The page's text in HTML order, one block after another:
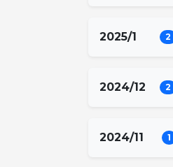
2025/1 2
2024/12 2
2024/11 1